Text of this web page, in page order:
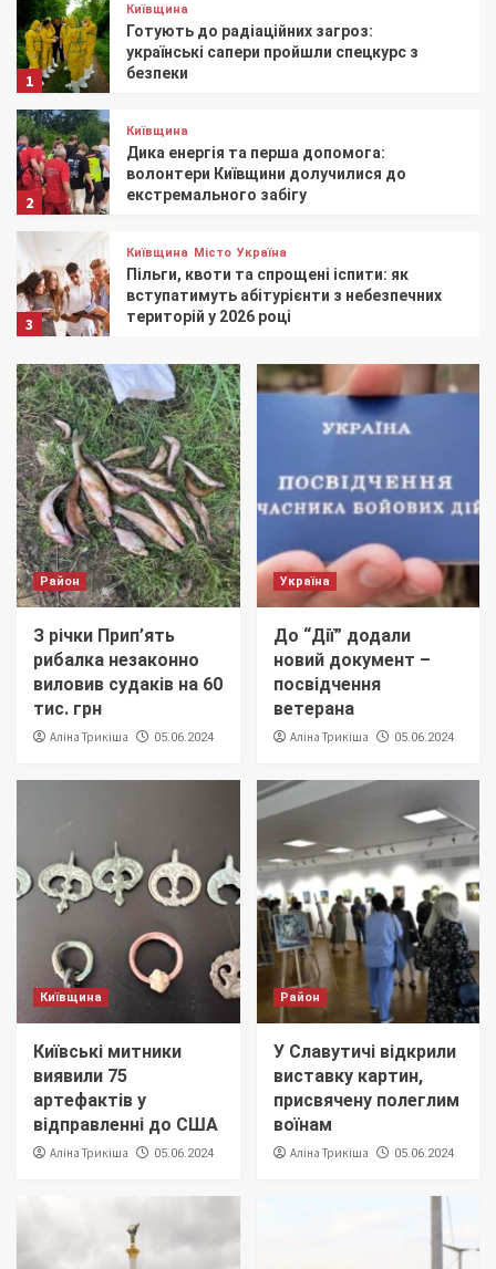
1
Київщина
Готують до радіаційних загроз:
українські сапери пройшли спецкурс з
безпеки
2
Київщина
Дика енергія та перша допомога:
волонтери Київщини долучилися до
екстремального забігу
3
Київщина Місто Україна
Пільги, квоти та спрощені іспити: як
вступатимуть абітурієнти з небезпечних
територій у 2026 році
4
Київщина Район
Пауза в роботі демінерів: в Іванківській
громаді тимчасово призупиняють
розмінування
5
Київщина
На Київщині закінчили відновлення 18
багатоквартирних будинків
Готують до радіаційних загроз:
українські сапери пройшли спецкурс з
безпеки
Київщина
волонтери Київщини долучилися до
екстремального забігу
Київщина Місто Україна
Пільги, квоти та спрощені іспити: як
вступатимуть абітурієнти з небезпечних
територій у 2026 році
Київщина Район
Пауза в роботі демінерів: в Іванківській
громаді тимчасово призупиняють
розмінування
Київщина
На Київщині закінчили відновлення 18
багатоквартирних будинків
Район
З річки Прип’ять
рибалка незаконно
виловив судаків на 60
тис. грн
Аліна Трикіша 05.06.2024
Україна
До “Дії” додали
новий документ –
посвідчення
ветерана
Аліна Трикіша 05.06.2024
Київщина
Київські митники
виявили 75
артефактів у
відправленні до США
Аліна Трикіша 05.06.2024
Район
У Славутичі відкрили
виставку картин,
присвячену полеглим
воїнам
Аліна Трикіша 05.06.2024